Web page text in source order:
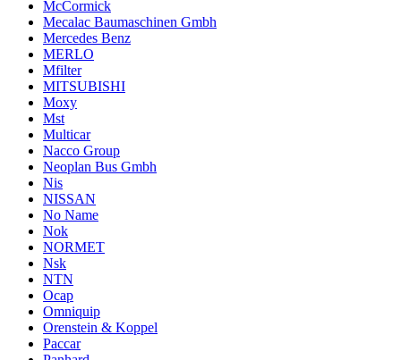
McCormick
Mecalac Baumaschinen Gmbh
Mercedes Benz
MERLO
Mfilter
MITSUBISHI
Moxy
Mst
Multicar
Nacco Group
Neoplan Bus Gmbh
Nis
NISSAN
No Name
Nok
NORMET
Nsk
NTN
Ocap
Omniquip
Orenstein & Koppel
Paccar